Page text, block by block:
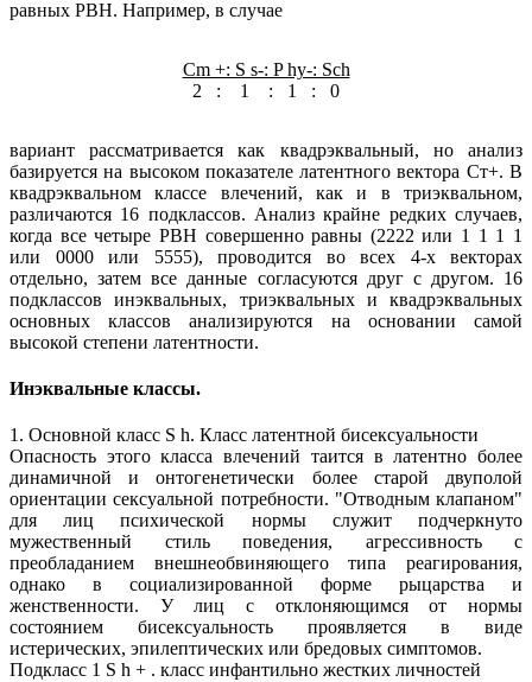
равных РВН. Например, в случае
Cm +: S s-: P hy-: Sch
2 : 1 : 1 : 0
вариант рассматривается как квадрэквальный, но анализ
базируется на высоком показателе латентного вектора Ст+. В
квадрэквальном классе влечений, как и в триэквальном,
различаются 16 подклассов. Анализ крайне редких случаев,
когда все четыре РВН совершенно равны (2222 или 1 1 1 1
или 0000 или 5555), проводится во всех 4-х векторах
отдельно, затем все данные согласуются друг с другом. 16
подклассов инэквальных, триэквальных и квадрэквальных
основных классов анализируются на основании самой
высокой степени латентности.
Инэквальные классы.
1. Основной класс S h. Класс латентной бисексуальности
Опасность этого класса влечений таится в латентно более
динамичной и онтогенетически более старой двуполой
ориентации сексуальной потребности. "Отводным клапаном"
для лиц психической нормы служит подчеркнуто
мужественный стиль поведения, агрессивность с
преобладанием внешнеобвиняющего типа реагирования,
однако в социализированной форме рыцарства и
женственности. У лиц с отклоняющимся от нормы
состоянием бисексуальность проявляется в виде
истерических, эпилептических или бредовых симптомов.
Подкласс 1 S h + . класс инфантильно жестких личностей